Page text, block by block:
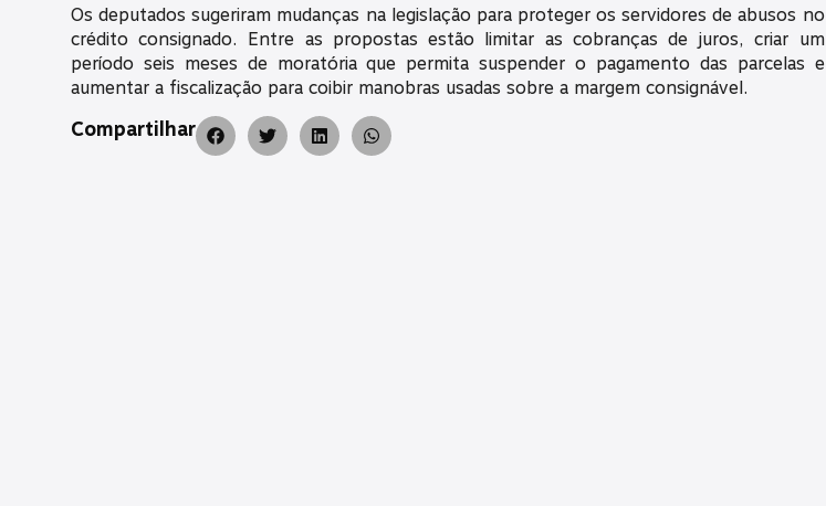
Os deputados sugeriram mudanças na legislação para proteger os servidores de abusos no
crédito consignado. Entre as propostas estão limitar as cobranças de juros, criar um
período seis meses de moratória que permita suspender o pagamento das parcelas e
aumentar a fiscalização para coibir manobras usadas sobre a margem consignável.
Compartilhar